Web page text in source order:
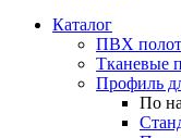
Каталог
ПВХ
Тканевые
Профиль
По